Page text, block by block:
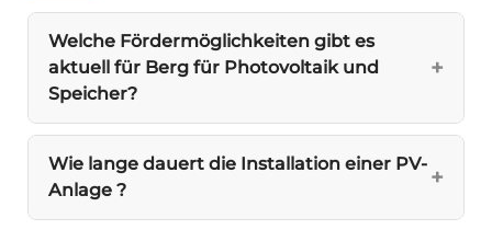
Welche Fördermöglichkeiten gibt es
aktuell für Berg für Photovoltaik und
Speicher?
Wie lange dauert die Installation einer PV-
Anlage ?